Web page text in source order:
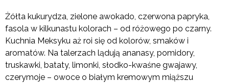
Żółta kukurydza, zielone awokado, czerwona papryka,
fasola w kilkunastu kolorach – od różowego po czarny.
Kuchnia Meksyku aż roi się od kolorów, smaków i
aromatów. Na talerzach lądują ananasy, pomidory,
truskawki, bataty, limonki, słodko-kwaśne gwajawy,
czerymoje – owoce o białym kremowym miąższu